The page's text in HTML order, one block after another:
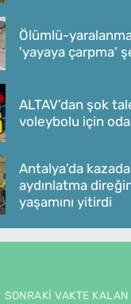
Ölümlü-
'yayaya çarpma'
ALTAV’dan şok
voleybolu için oda
Antalya'da kazada
aydınlatma
yaşamını yitirdi
SONRAKI VAKTE KALAN